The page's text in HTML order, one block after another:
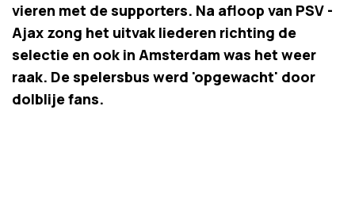
vieren met de supporters. Na afloop van PSV -
Ajax zong het uitvak liederen richting de
selectie en ook in Amsterdam was het weer
raak. De spelersbus werd 'opgewacht' door
dolblije fans.